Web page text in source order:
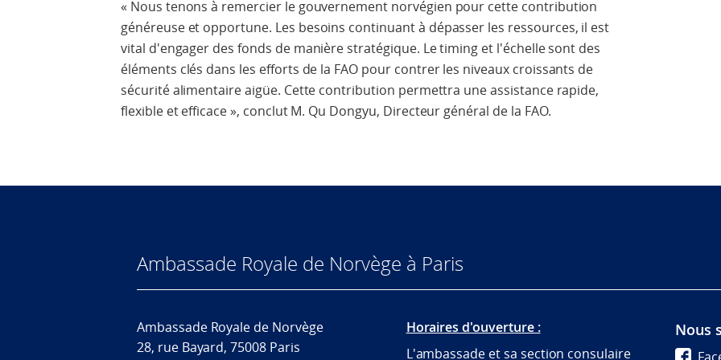
« Nous tenons à remercier le gouvernement norvégien pour cette contribution
généreuse et opportune. Les besoins continuant à dépasser les ressources, il est
vital d'engager des fonds de manière stratégique. Le timing et l'échelle sont des
éléments clés dans les efforts de la FAO pour contrer les niveaux croissants de
sécurité alimentaire aigüe. Cette contribution permettra une assistance rapide,
flexible et efficace », conclut M. Qu Dongyu, Directeur général de la FAO.
Ambassade Royale de Norvège à Paris
Ambassade Royale de Norvège
28, rue Bayard, 75008 Paris
Horaires d'ouverture :
L'ambassade et sa section consulaire
Nous